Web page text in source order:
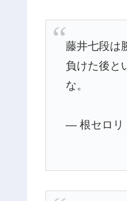
藤井七段は
負けた後と
な。
— 根セロリ